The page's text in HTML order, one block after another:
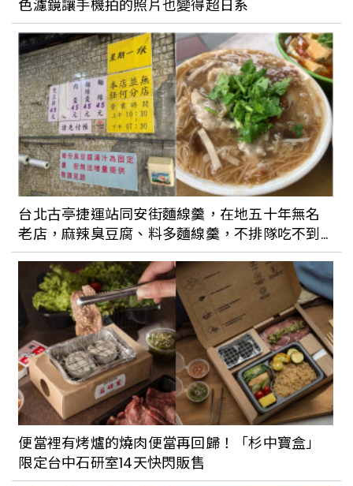
色濾鏡讓手機拍的照片也變得超日系
台北古亭捷運站同安街麵線羹，在地五十年無名
老店，麻辣臭豆腐、料多麵線羹，不排隊吃不到
的好滋味！
便當裡有烤爐的燒肉便當再回歸！「杉中寶盒」
限定台中石研室14天快閃販售